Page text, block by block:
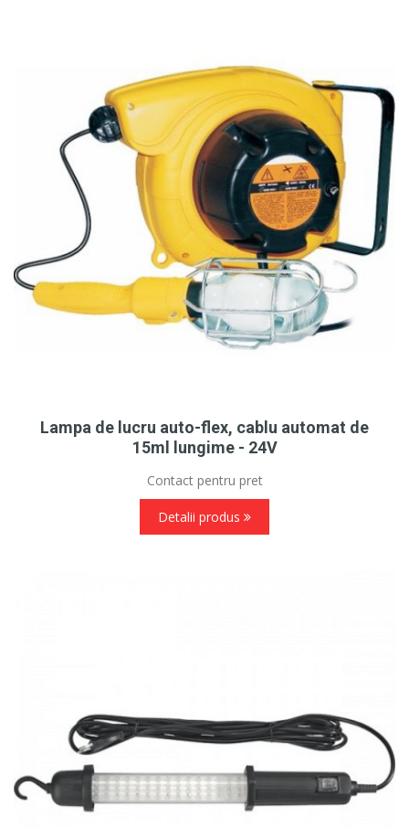
Lampa de lucru auto-flex, cablu automat de
15ml lungime - 24V
Contact pentru pret
Detalii produs